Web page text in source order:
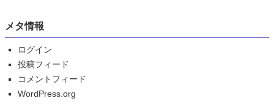
メタ情報
ログイン
投稿フィード
コメントフィード
WordPress.org